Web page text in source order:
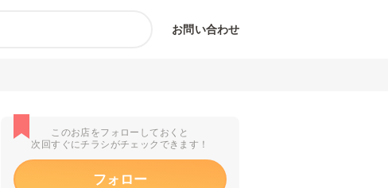
お問い合わせ
このお店をフォローしておくと
次回すぐにチラシがチェックできます！
フォロー